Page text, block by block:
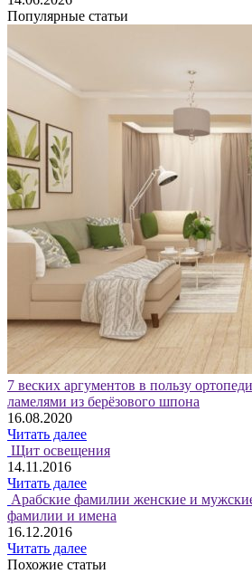
Популярные статьи
7 веских аргументов в пользу
ламелями из берёзового шпона
16.08.2020
Читать далее
Щит освещения
14.11.2016
Читать далее
Арабские фамилии женские и
фамилии и имена
16.12.2016
Читать далее
Похожие статьи